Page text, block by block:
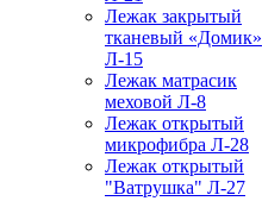
Лежак закрытый
тканевый «Домик»
Л-15
Лежак матрасик
меховой Л-8
Лежак открытый
микрофибра Л-28
Лежак открытый
"Ватрушка" Л-27